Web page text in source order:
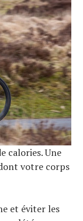
calories. Une
votre corps
et éviter les